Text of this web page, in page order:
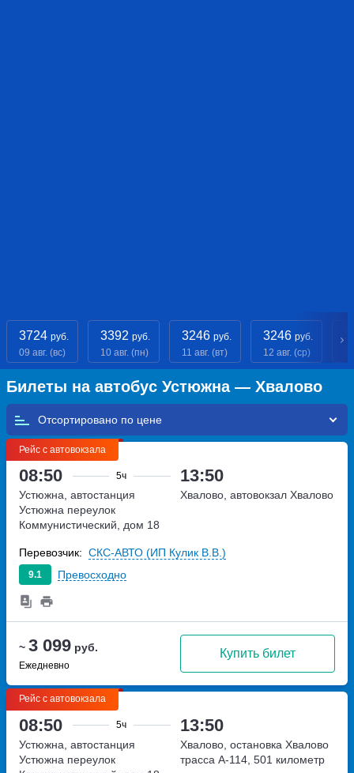
3724 руб.
09 авг. (вс)
3392 руб.
10 авг. (пн)
3246 руб.
11 авг. (вт)
3246 руб.
12 авг. (ср)
Билеты на автобус Устюжна — Хвалово
Отсортировано по
Рейс с автовокзала
08:50 5ч 13:50
~ 3 099 руб.
Ежедневно
Купить билет
Устюжна, автостанция
Устюжна переулок
Коммунистический, дом 18
Хвалово, автовокзал Хвалово
9.1 Превосходно
Перевозчик: СКС-АВТО (ИП Кулик В.В.)
Рейс с автовокзала
08:50 5ч 13:50
Устюжна, автостанция
Устюжна переулок
Хвалово, остановка Хвалово
трасса А-114, 501 километр